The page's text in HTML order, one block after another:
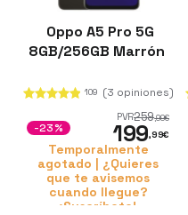
Oppo A5 Pro 5G
8GB/256GB Marrón
109 (3 opiniones)
PVR259,99€
199,99€
-23%
Temporalmente
agotado | ¿Quieres
que te avisemos
cuando llegue?
¡Suscríbete!